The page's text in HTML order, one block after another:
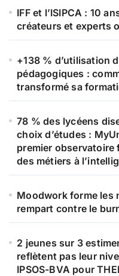
IFF et l’ISIPCA : 10
créateurs et experts
+138 % d’utilisation
pédagogiques :
transformé sa
78 % des lycéens
choix d’études :
premier observatoire
des métiers à
Moodwork forme les
rempart contre le
2 jeunes sur 3
reflètent pas leur
IPSOS-BVA pour